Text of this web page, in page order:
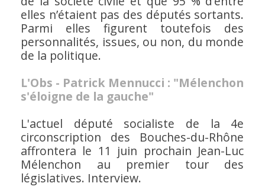
elles n’étaient pas des députés sortants.
Parmi elles figurent toutefois des
personnalités, issues, ou non, du monde
de la politique.
L'Obs - Patrick Mennucci : "Mélenchon
s'éloigne de la gauche"
L'actuel député socialiste de la 4e
circonscription des Bouches-du-Rhône
affrontera le 11 juin prochain Jean-Luc
Mélenchon au premier tour des
législatives. Interview.